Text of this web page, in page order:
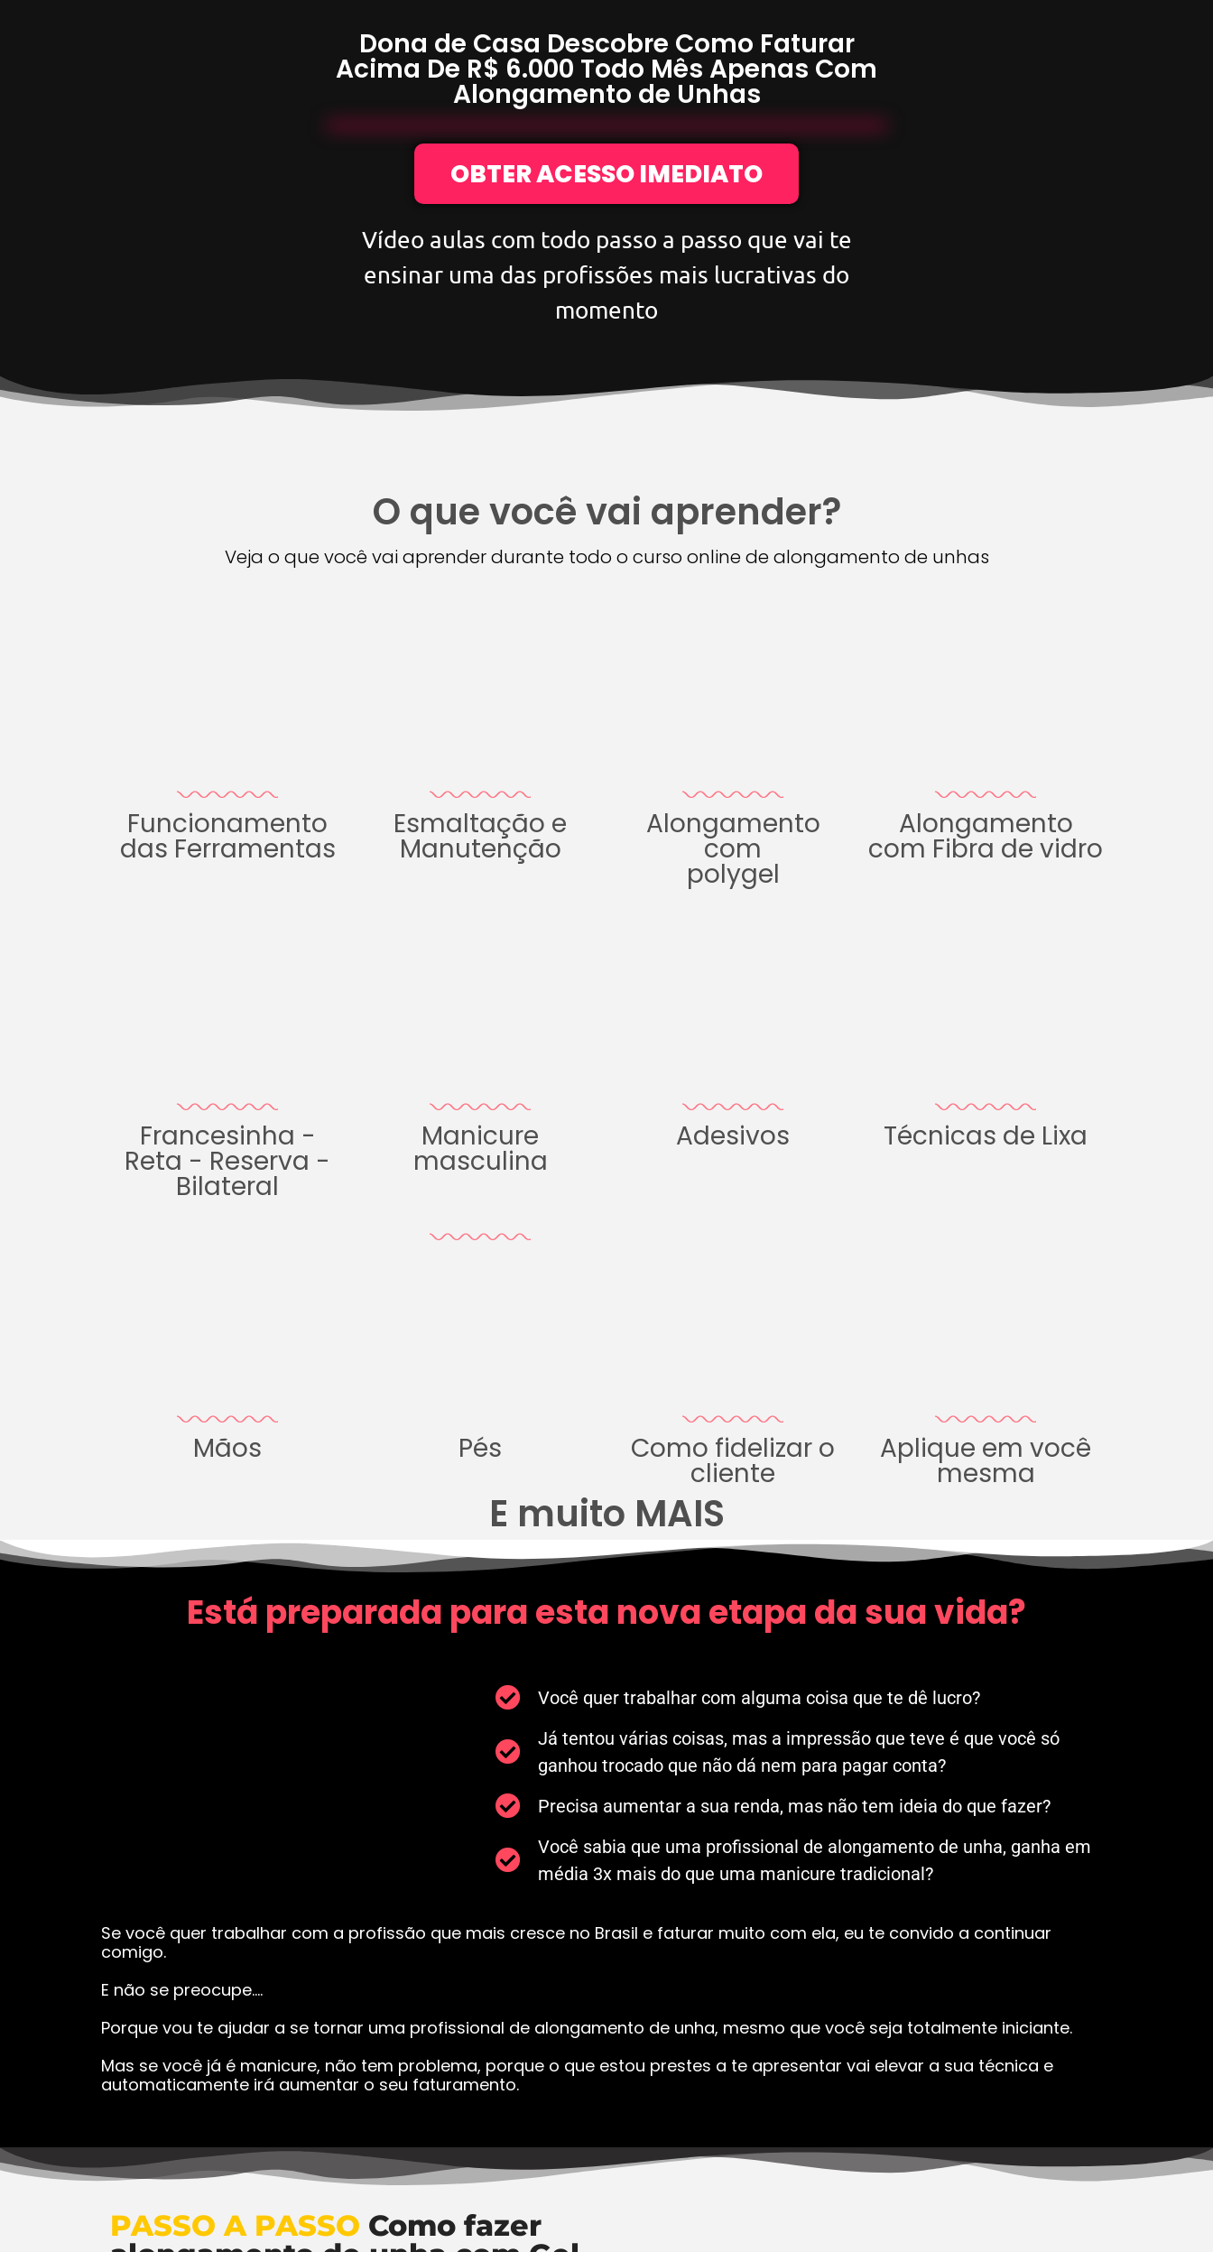
Dona de Casa Descobre Como Faturar
Acima De R$ 6.000 Todo Mês Apenas Com
Alongamento de Unhas
OBTER ACESSO IMEDIATO
Vídeo aulas com todo passo a passo que vai te
ensinar uma das profissões mais lucrativas do
momento
O que você vai aprender?
Veja o que você vai aprender durante todo o curso online de alongamento de unhas
Funcionamento
das Ferramentas
Esmaltação e
Manutenção
Alongamento
com
polygel
Alongamento
com Fibra de vidro
Francesinha -
Reta - Reserva -
Bilateral
Manicure
masculina
Adesivos Técnicas de Lixa
Mãos Pés Como fidelizar o
cliente
Aplique em você
mesma
E muito MAIS
Está preparada para esta nova etapa da sua vida?
Você quer trabalhar com alguma coisa que te dê lucro?
Já tentou várias coisas, mas a impressão que teve é que você só
ganhou trocado que não dá nem para pagar conta?
Precisa aumentar a sua renda, mas não tem ideia do que fazer?
Você sabia que uma profissional de alongamento de unha, ganha em
média 3x mais do que uma manicure tradicional?
Se você quer trabalhar com a profissão que mais cresce no Brasil e faturar muito com ela, eu te convido a continuar
comigo.
E não se preocupe….
Porque vou te ajudar a se tornar uma profissional de alongamento de unha, mesmo que você seja totalmente iniciante.
Mas se você já é manicure, não tem problema, porque o que estou prestes a te apresentar vai elevar a sua técnica e
automaticamente irá aumentar o seu faturamento.
PASSO A PASSO Como fazer